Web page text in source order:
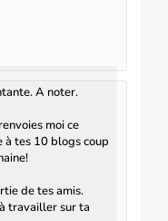
A noter.
moi ce
à tes 10 blogs coup
de tes amis.
travailler sur ta